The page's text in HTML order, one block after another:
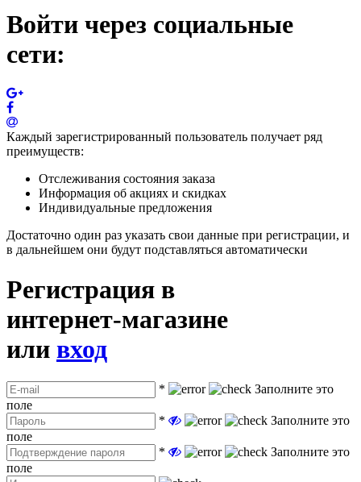
Войти через социальные
сети:
Каждый зарегистрированный пользователь получает ряд
преимуществ:
Отслеживания состояния заказа
Информация об акциях и скидках
Индивидуальные предложения
Достаточно один раз указать свои данные при регистрации, и
в дальнейшем они будут подставляться автоматически
Регистрация в
интернет-магазине
или вход
*
Заполните это
поле
*
Заполните это
поле
*
Заполните это
поле